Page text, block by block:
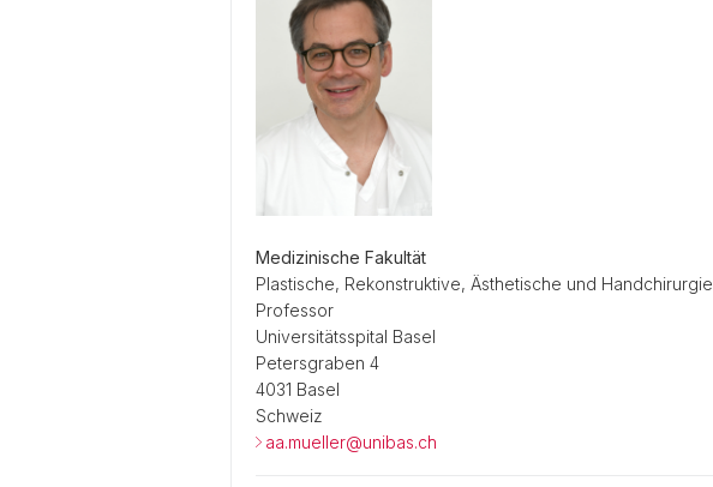
Medizinische Fakultät
Plastische, Rekonstruktive, Ästhetische und Handchirurgie
Professor
Universitätsspital Basel
Petersgraben 4
4031 Basel
Schweiz
aa.mueller@unibas.ch